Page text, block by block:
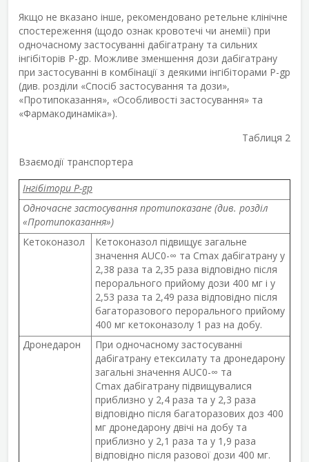
Якщо не вказано інше, рекомендовано ретельне клінічне
спостереження (щодо ознак кровотечі чи анемії) при
одночасному застосуванні дабігатрану та сильних
інгібіторів Р-gp. Можливе зменшення дози дабігатрану
при застосуванні в комбінації з деякими інгібіторами Р-gp
(див. розділи «Спосіб застосування та дози»,
«Протипоказання», «Особливості застосування» та
«Фармакодинаміка»).
Таблиця 2
Взаємодії транспортера
Інгібітори Р-gp
Одночасне застосування протипоказане (див. розділ
«Протипоказання»)
Кетоконазол
Кетоконазол підвищує загальне
значення AUC0-∞ та Cmax дабігатрану у
2,38 раза та 2,35 раза відповідно після
перорального прийому дози 400 мг і у
2,53 раза та 2,49 раза відповідно після
багаторазового перорального прийому
400 мг кетоконазолу 1 раз на добу.
Дронедарон
При одночасному застосуванні
дабігатрану етексилату та дронедарону
загальні значення AUC0-∞ та
Cmax дабігатрану підвищувалися
приблизно у 2,4 раза та у 2,3 раза
відповідно після багаторазових доз 400
мг дронедарону двічі на добу та
приблизно у 2,1 раза та у 1,9 раза
відповідно після разової дози 400 мг.